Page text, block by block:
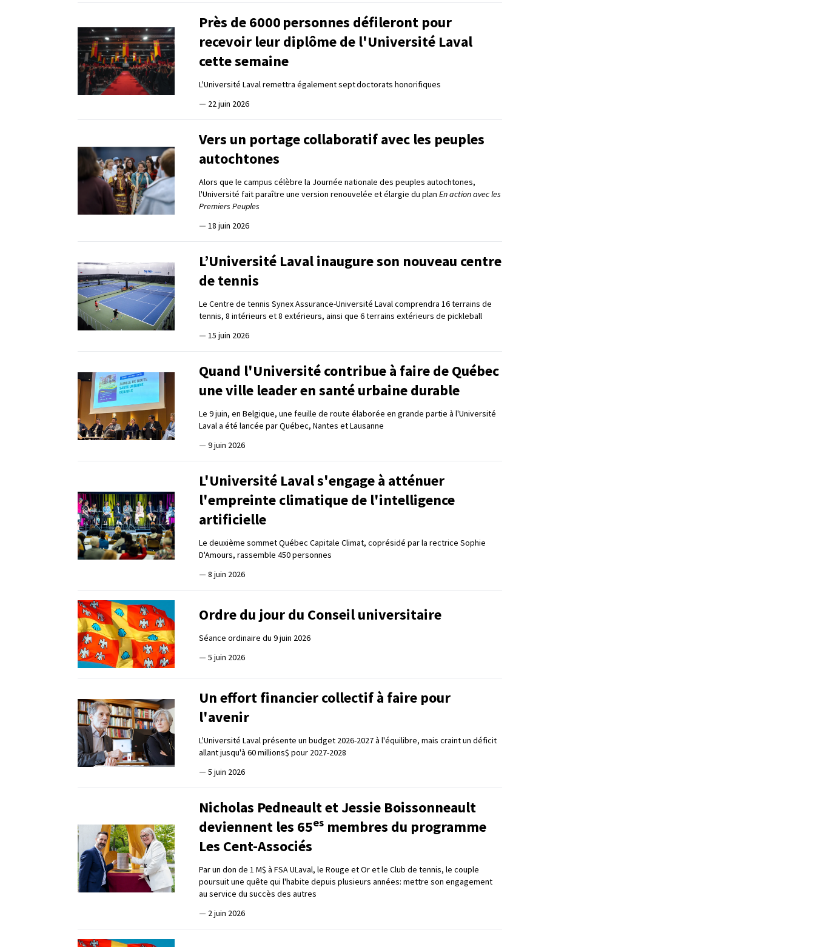
Près de 6000 personnes défileront pour
recevoir leur diplôme de l'Université Laval
cette semaine
L'Université Laval remettra également sept doctorats honorifiques
— 22 juin 2026
Vers un portage collaboratif avec les peuples
autochtones
Alors que le campus célèbre la Journée nationale des peuples autochtones,
l'Université fait paraître une version renouvelée et élargie du plan En action avec les
Premiers Peuples
— 18 juin 2026
L’Université Laval inaugure son nouveau centre
de tennis
Le Centre de tennis Synex Assurance-Université Laval comprendra 16 terrains de
tennis, 8 intérieurs et 8 extérieurs, ainsi que 6 terrains extérieurs de pickleball
— 15 juin 2026
Quand l'Université contribue à faire de Québec
une ville leader en santé urbaine durable
Le 9 juin, en Belgique, une feuille de route élaborée en grande partie à l'Université
Laval a été lancée par Québec, Nantes et Lausanne
— 9 juin 2026
L'Université Laval s'engage à atténuer
l'empreinte climatique de l'intelligence
artificielle
Le deuxième sommet Québec Capitale Climat, coprésidé par la rectrice Sophie
D'Amours, rassemble 450 personnes
— 8 juin 2026
Ordre du jour du Conseil universitaire
Séance ordinaire du 9 juin 2026
— 5 juin 2026
Un effort financier collectif à faire pour
l'avenir
L'Université Laval présente un budget 2026-2027 à l'équilibre, mais craint un déficit
allant jusqu'à 60 millions$ pour 2027-2028
— 5 juin 2026
Nicholas Pedneault et Jessie Boissonneault
deviennent les 65es membres du programme
Les Cent-Associés
Par un don de 1 M$ à FSA ULaval, le Rouge et Or et le Club de tennis, le couple
poursuit une quête qui l'habite depuis plusieurs années: mettre son engagement
au service du succès des autres
— 2 juin 2026